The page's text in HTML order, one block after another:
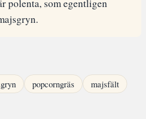
polenta, som egentligen
popcorngräs
majsfält